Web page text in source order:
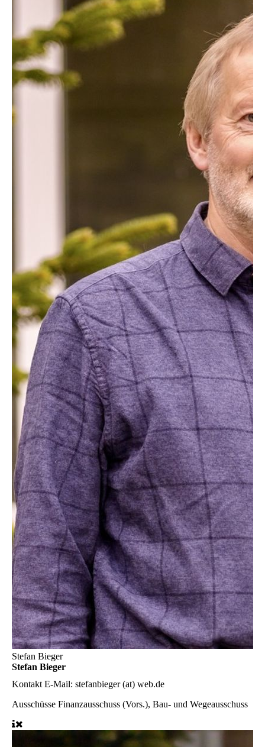
Stefan Bieger
Stefan Bieger
Kontakt E-Mail: stefanbieger (at) web.de
Ausschüsse Finanzausschuss (Vors.), Bau- und Wegeausschuss